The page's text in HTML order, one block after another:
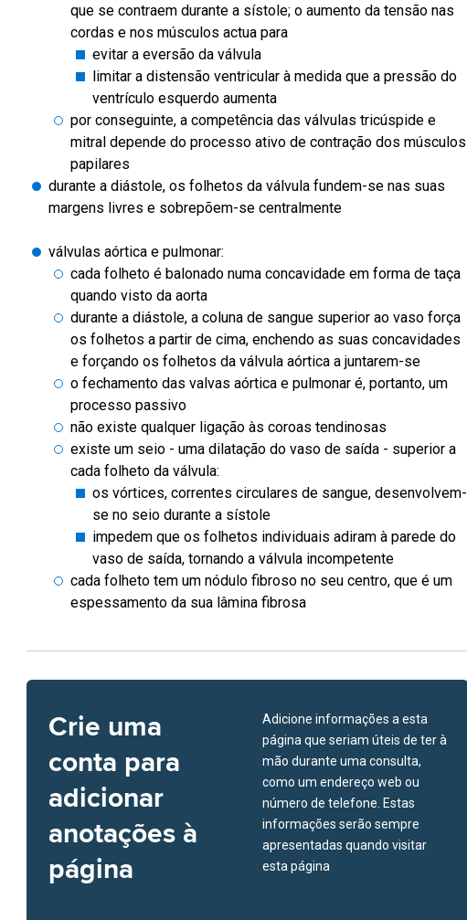
que se contraem durante a sístole; o aumento da tensão nas
cordas e nos músculos actua para
evitar a eversão da válvula
limitar a distensão ventricular à medida que a pressão do
ventrículo esquerdo aumenta
por conseguinte, a competência das válvulas tricúspide e
mitral depende do processo ativo de contração dos músculos
papilares
durante a diástole, os folhetos da válvula fundem-se nas suas
margens livres e sobrepõem-se centralmente
válvulas aórtica e pulmonar:
cada folheto é balonado numa concavidade em forma de taça
quando visto da aorta
durante a diástole, a coluna de sangue superior ao vaso força
os folhetos a partir de cima, enchendo as suas concavidades
e forçando os folhetos da válvula aórtica a juntarem-se
o fechamento das valvas aórtica e pulmonar é, portanto, um
processo passivo
não existe qualquer ligação às coroas tendinosas
existe um seio - uma dilatação do vaso de saída - superior a
cada folheto da válvula:
os vórtices, correntes circulares de sangue, desenvolvem-
se no seio durante a sístole
impedem que os folhetos individuais adiram à parede do
vaso de saída, tornando a válvula incompetente
cada folheto tem um nódulo fibroso no seu centro, que é um
espessamento da sua lâmina fibrosa
Crie uma
conta para
adicionar
anotações à
página
Adicione informações a esta
página que seriam úteis de ter à
mão durante uma consulta,
como um endereço web ou
número de telefone. Estas
informações serão sempre
apresentadas quando visitar
esta página